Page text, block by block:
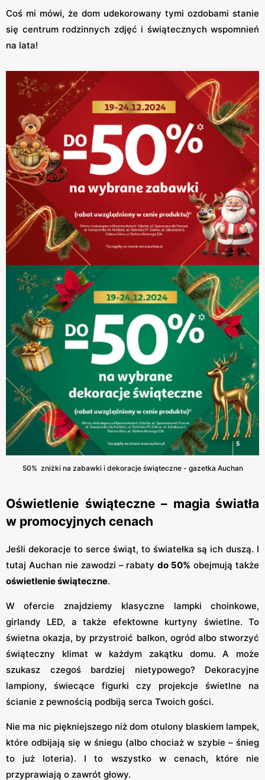
Coś mi mówi, że dom udekorowany tymi ozdobami stanie
się centrum rodzinnych zdjęć i świątecznych wspomnień
na lata!
50% zniżki na zabawki i dekoracje świąteczne - gazetka Auchan
Oświetlenie świąteczne – magia światła
w promocyjnych cenach
Jeśli dekoracje to serce świąt, to światełka są ich duszą. I
tutaj Auchan nie zawodzi – rabatydo 50% obejmują także
oświetlenie świąteczne.
W ofercie znajdziemy klasyczne lampki choinkowe,
girlandy LED, a także efektowne kurtyny świetlne. To
świetna okazja, by przystroić balkon, ogród albo stworzyć
świąteczny klimat w każdym zakątku domu. A może
szukasz czegoś bardziej nietypowego? Dekoracyjne
lampiony, świecące figurki czy projekcje świetlne na
ścianie z pewnością podbiją serca Twoich gości.
Nie ma nic piękniejszego niż dom otulony blaskiem lampek,
które odbijają się w śniegu (albo chociaż w szybie – śnieg
to już loteria). I to wszystko w cenach, które nie
przyprawiają o zawrót głowy.